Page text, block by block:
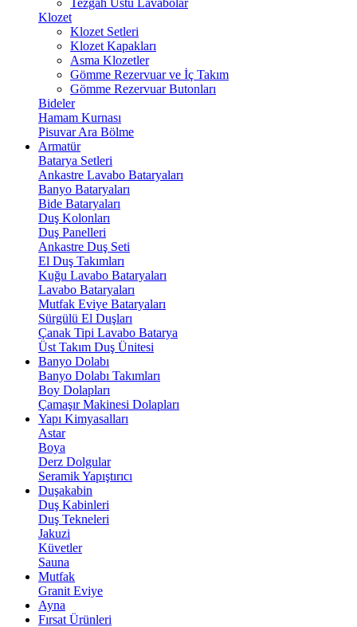
Tezgah Üstü Lavabolar
Klozet
Klozet Setleri
Klozet Kapakları
Asma Klozetler
Gömme Rezervuar ve İç Takım
Gömme Rezervuar Butonları
Bideler
Hamam Kurnası
Pisuvar Ara Bölme
Armatür
Batarya Setleri
Ankastre Lavabo Bataryaları
Banyo Bataryaları
Bide Bataryaları
Duş Kolonları
Duş Panelleri
Ankastre Duş Seti
El Duş Takımları
Kuğu Lavabo Bataryaları
Lavabo Bataryaları
Mutfak Eviye Bataryaları
Sürgülü El Duşları
Çanak Tipi Lavabo Batarya
Üst Takım Duş Ünitesi
Banyo Dolabı
Banyo Dolabı Takımları
Boy Dolapları
Çamaşır Makinesi Dolapları
Yapı Kimyasalları
Astar
Boya
Derz Dolgular
Seramik Yapıştırıcı
Duşakabin
Duş Kabinleri
Duş Tekneleri
Jakuzi
Küvetler
Sauna
Mutfak
Granit Eviye
Ayna
Fırsat Ürünleri